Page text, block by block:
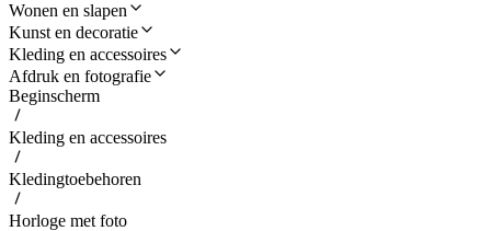
Wonen en slapen
Kunst en decoratie
Kleding en accessoires
Afdruk en fotografie
Beginscherm
Kleding en accessoires
Kledingtoebehoren
Horloge met foto